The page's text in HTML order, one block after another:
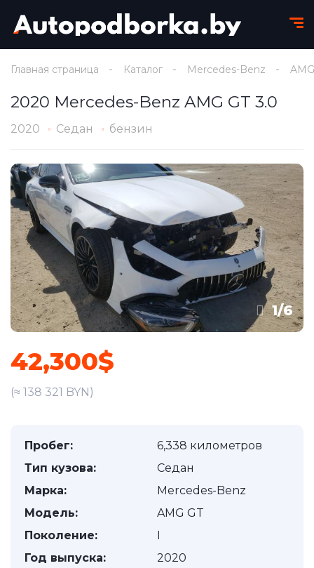
Главная страница Каталог Mercedes-Benz
2020 Mercedes-Benz AMG GT 3.0
2020 Седан бензин
1/6
42,300$
(≈ 138 321 BYN)
Пробег:
6,338 километров
Тип кузова:
Седан
Марка:
Mercedes-Benz
Модель:
AMG GT
Поколение:
I
Год выпуска:
2020